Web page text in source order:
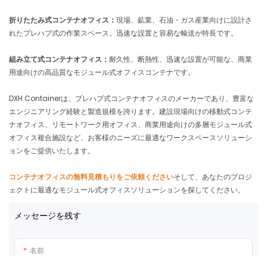
折りたたみ式コンテナオフィス： 現場、鉱業、石油・ガス産業向けに設計さ
れたプレハブ式の作業スペース。迅速な設置と容易な輸送が特長です。
組み立て式コンテナオフィス： 耐久性、断熱性、迅速な設置が可能な、商業
用途向けの高品質なモジュール式オフィスコンテナです。
DXH Containerは、プレハブ式コンテナオフィスのメーカーであり、豊富な
エンジニアリング経験と製造規模を誇ります。建設現場向けの移動式コンテ
ナオフィス、リモートワーク用オフィス、商業用途向けの多層モジュール式
オフィス複合施設など、お客様のニーズに最適なワークスペースソリューシ
ョンをご提供いたします。
コンテナオフィスの無料見積もりをご依頼くださいそして、あなたのプロジ
ェクトに最適なモジュール式オフィスソリューションを探してください。
メッセージを残す
名前